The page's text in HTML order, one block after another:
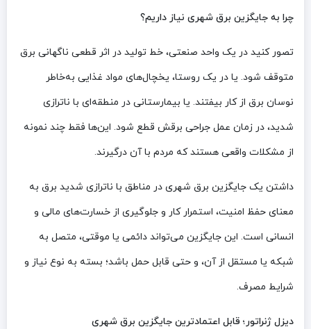
چرا به جایگزین برق شهری نیاز داریم؟
تصور کنید در یک واحد صنعتی، خط تولید در اثر قطعی ناگهانی برق
متوقف شود. یا در یک روستا، یخچال‌های مواد غذایی به‌خاطر
نوسان برق از کار بیفتند. یا بیمارستانی در منطقه‌ای با ناترازی
شدید، در زمان عمل جراحی برقش قطع شود. این‌ها فقط چند نمونه
از مشکلات واقعی هستند که مردم با آن درگیرند.
داشتن یک جایگزین برق شهری در مناطق با ناترازی شدید برق به
معنای حفظ امنیت، استمرار کار و جلوگیری از خسارت‌های مالی و
انسانی است. این جایگزین می‌تواند دائمی یا موقتی، متصل به
شبکه یا مستقل از آن، و حتی قابل حمل باشد؛ بسته به نوع نیاز و
شرایط مصرف.
دیزل ژنراتور؛ قابل اعتمادترین جایگزین برق شهری